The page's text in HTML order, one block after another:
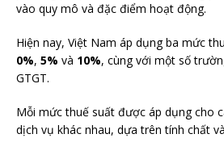
vào quy mô và đặc điểm hoạt động.
Hiện nay, Việt Nam áp dụng ba mức
0%, 5% và 10%, cùng với một số
GTGT.
Mỗi mức thuế suất được áp dụng cho
dịch vụ khác nhau, dựa trên tính chất